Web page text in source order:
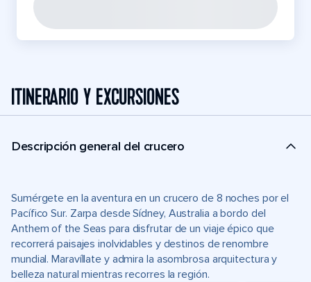
ITINERARIO Y EXCURSIONES
Descripción general del crucero
Sumérgete en la aventura en un crucero de 8 noches por el
Pacífico Sur. Zarpa desde Sídney, Australia a bordo del
Anthem of the Seas para disfrutar de un viaje épico que
recorrerá paisajes inolvidables y destinos de renombre
mundial. Maravíllate y admira la asombrosa arquitectura y
belleza natural mientras recorres la región.